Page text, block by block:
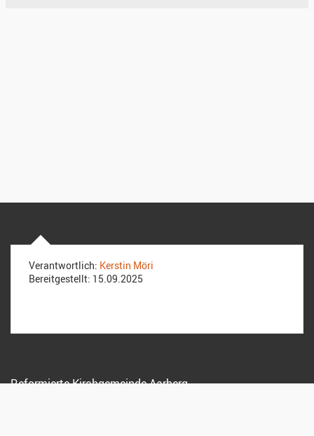
Reformierte Kirchgemeinde Aarberg
Verantwortlich: Kerstin Möri
Bereitgestellt: 15.09.2025